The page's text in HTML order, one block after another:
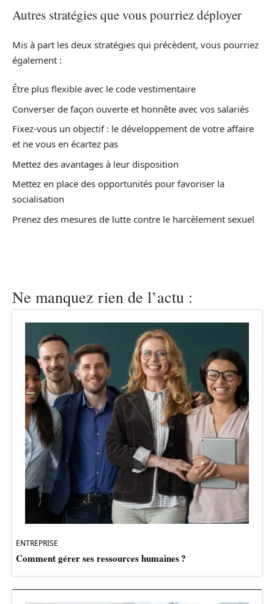
Autres stratégies que vous pourriez déployer
Mis à part les deux stratégies qui précèdent, vous pourriez
également :
Être plus flexible avec le code vestimentaire
Converser de façon ouverte et honnête avec vos salariés
Fixez-vous un objectif : le développement de votre affaire
et ne vous en écartez pas
Mettez des avantages à leur disposition
Mettez en place des opportunités pour favoriser la
socialisation
Prenez des mesures de lutte contre le harcèlement sexuel
Ne manquez rien de l’actu :
ENTREPRISE
Comment gérer ses ressources humaines ?